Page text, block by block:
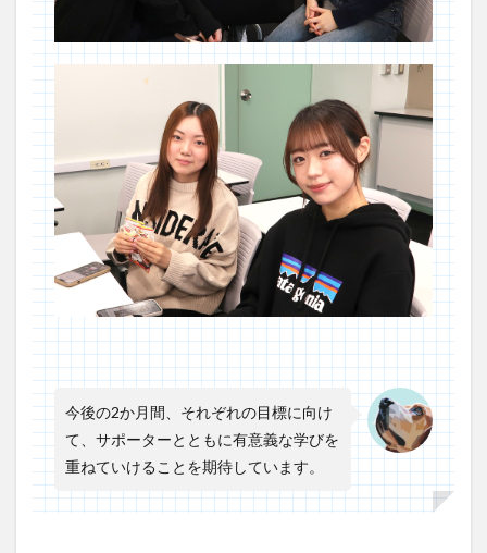
今後の2か月間、それぞれの目標に向け
て、サポーターとともに有意義な学びを
重ねていけることを期待しています。